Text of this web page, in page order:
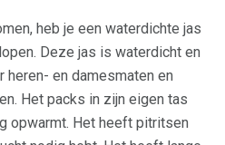
heb je een waterdichte jas
Deze jas is waterdicht en
en damesmaten en
Het packs in zijn eigen tas
opwarmt. Het heeft pitritsen